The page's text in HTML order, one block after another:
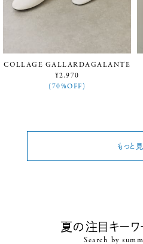
COLLAGE GALLARDAGALANTE
¥2,970
(70%OFF)
もっと
夏の注目キー
Search by